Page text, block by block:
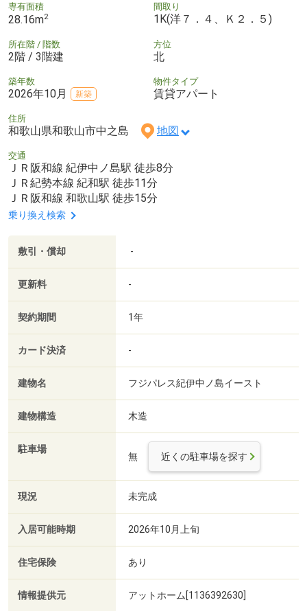
専有面積
28.16m2
間取り
1K(洋７．４、Ｋ２．５)
所在階 / 階数
2階 / 3階建
方位
北
築年数
2026年10月 新築
物件タイプ
賃貸アパート
住所
和歌山県和歌山市中之島 地図
交通
ＪＲ阪和線 紀伊中ノ島駅 徒歩8分
ＪＲ紀勢本線 紀和駅 徒歩11分
ＪＲ阪和線 和歌山駅 徒歩15分
乗り換え検索
敷引・償却 -
更新料 -
契約期間 1年
カード決済 -
建物名 フジパレス紀伊中ノ島イースト
建物構造 木造
駐車場
無 近くの駐車場を探す
現況 未完成
入居可能時期 2026年10月上旬
住宅保険 あり
情報提供元 アットホーム[1136392630]